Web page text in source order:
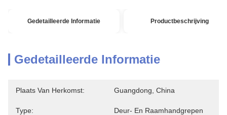
Gedetailleerde Informatie Productbeschrijving
Gedetailleerde Informatie
Plaats Van Herkomst: Guangdong, China
Type: Deur- En Raamhandgrepen